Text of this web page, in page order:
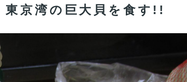
京湾の巨大貝を食す!!